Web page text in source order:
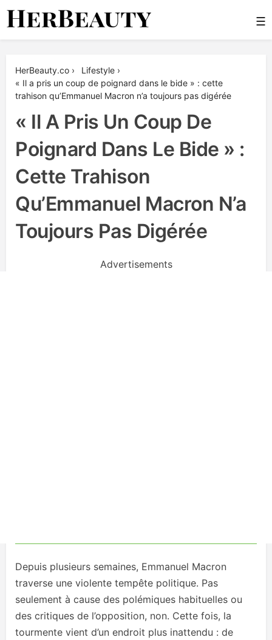
Skip
☰
HerBeauty.co › Lifestyle ›
« Il a pris un coup de poignard dans le bide » : cette
trahison qu’Emmanuel Macron n’a toujours pas digérée
« Il A Pris Un Coup De
Poignard Dans Le Bide » :
Cette Trahison
Qu’Emmanuel Macron N’a
Toujours Pas Digérée
Advertisements
Depuis plusieurs semaines, Emmanuel Macron
traverse une violente tempête politique. Pas
seulement à cause des polémiques habituelles ou
des critiques de l’opposition, non. Cette fois, la
tourmente vient d’un endroit plus inattendu : de